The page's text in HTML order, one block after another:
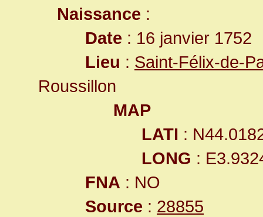
Naissance :
Date : 16 janvier 1752
Lieu : Saint-Félix-de-
Roussillon
MAP
LATI :
LONG :
FNA : NO
Source : 28855